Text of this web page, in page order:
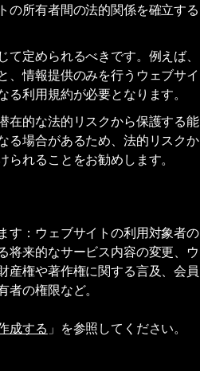
の所有者間の法的関係を確立する
定められるべきです。例えば、
、情報提供のみを行うウェブサイ
利用規約が必要となります。
在的な法的リスクから保護する能
る場合があるため、法的リスクか
れることをお勧めします。
す：ウェブサイトの利用対象者の
将来的なサービス内容の変更、ウ
産権や著作権に関する言及、会員
者の権限など。
成する 」を参照してください。